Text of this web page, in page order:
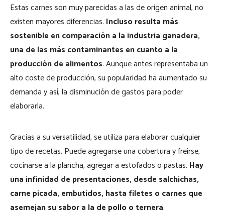
Estas carnes son muy parecidas a las de origen animal, no
existen mayores diferencias. Incluso resulta más
sostenible en comparación a la industria ganadera,
una de las más contaminantes en cuanto a la
producción de alimentos. Aunque antes representaba un
alto coste de producción, su popularidad ha aumentado su
demanda y así, la disminución de gastos para poder
elaborarla.
Gracias a su versatilidad, se utiliza para elaborar cualquier
tipo de recetas. Puede agregarse una cobertura y freírse,
cocinarse a la plancha, agregar a estofados o pastas. Hay
una infinidad de presentaciones, desde salchichas,
carne picada, embutidos, hasta filetes o carnes que
asemejan su sabor a la de pollo o ternera.